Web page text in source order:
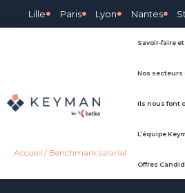
Lille Paris Lyon Nantes
Savoir-faire
Nos secteurs
Ils nous font
L’équipe
Offres
Accueil / Benchmark salarial